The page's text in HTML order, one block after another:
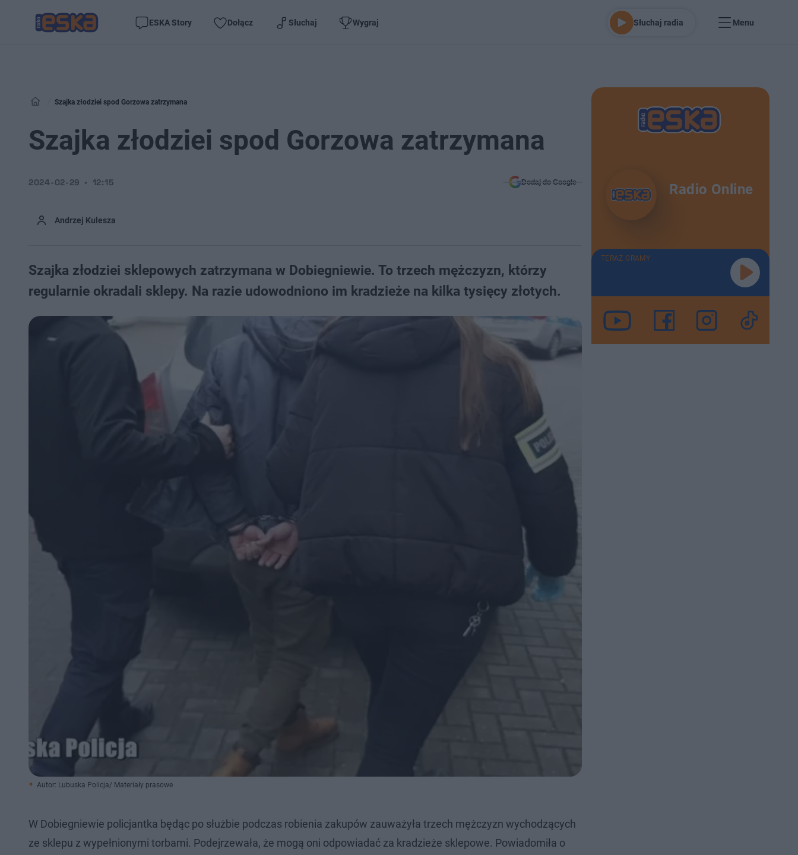
ESKA Story Dołącz Słuchaj Wygraj Słuchaj radia Menu
Szajka złodziei spod Gorzowa zatrzymana
Szajka złodziei spod Gorzowa zatrzymana
Andrzej Kulesza
2024-02-29 12:15 Dodaj do Google
Szajka złodziei sklepowych zatrzymana w Dobiegniewie​. To trzech mężczyzn, którzy
regularnie okradali sklepy. Na razie udowodniono im kradzieże na kilka tysięcy złotych.
Autor: Lubuska Policja/ Materiały prasowe
W Dobiegniewie policjantka będąc po służbie podczas robienia zakupów zauważyła trzech mężczyzn wychodzących
ze sklepu z wypełnionymi torbami. Podejrzewała, że mogą oni odpowiadać za kradzieże sklepowe. Powiadomiła o
Radio Online
TERAZ GRAMY